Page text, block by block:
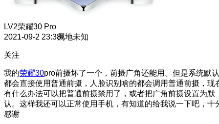
LV2荣耀30 Pro
2021-09-2 23:38属地未知
关注
我的荣耀30pro前摄坏了一个，前摄广角还能用。但是系统默认
都会直接使用普通前摄，人脸识别啥的都会调用普通前摄，现
有什么办法可以把普通前摄禁用了，或者把广角前摄设置为默
认。这样我还可以正常使用手机，有知道的给我说一下吧，十
感谢